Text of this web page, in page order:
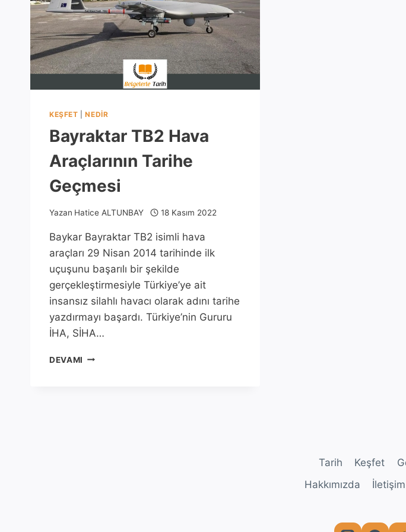
KEŞFET |NEDIR
Bayraktar TB2 Hava
Araçlarının Tarihe
Geçmesi
Yazan Hatice ALTUNBAY 18 Kasım 2022
Baykar Bayraktar TB2 isimli hava
araçları 29 Nisan 2014 tarihinde ilk
uçuşunu başarılı bir şekilde
gerçekleştirmesiyle Türkiye’ye ait
insansız silahlı havacı olarak adını tarihe
yazdırmayı başardı. Türkiye’nin Gururu
İHA, SİHA…
DEVAMI BAYRAKTAR
Tarih Keşfet
Hakkımızda
İletişim